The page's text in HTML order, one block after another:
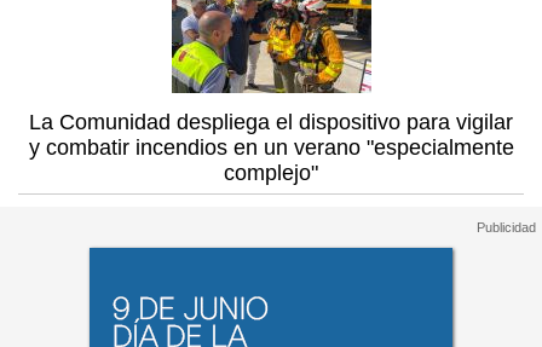
La Comunidad despliega el dispositivo para vigilar
y combatir incendios en un verano "especialmente
complejo"